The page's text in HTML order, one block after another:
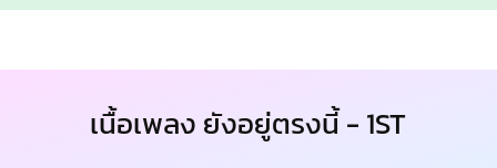
เนื้อเพลง ยังอยู่ตรงนี้ - 1ST